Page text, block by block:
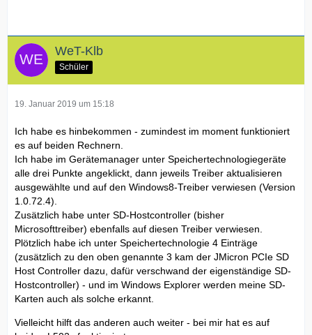
WeT-Klb
Schüler
19. Januar 2019 um 15:18
Ich habe es hinbekommen - zumindest im moment funktioniert
es auf beiden Rechnern.
Ich habe im Gerätemanager unter Speichertechnologiegeräte
alle drei Punkte angeklickt, dann jeweils Treiber aktualisieren
ausgewählte und auf den Windows8-Treiber verwiesen (Version
1.0.72.4).
Zusätzlich habe unter SD-Hostcontroller (bisher
Microsofttreiber) ebenfalls auf diesen Treiber verwiesen.
Plötzlich habe ich unter Speichertechnologie 4 Einträge
(zusätzlich zu den oben genannte 3 kam der JMicron PCIe SD
Host Controller dazu, dafür verschwand der eigenständige SD-
Hostcontroller) - und im Windows Explorer werden meine SD-
Karten auch als solche erkannt.
Vielleicht hilft das anderen auch weiter - bei mir hat es auf